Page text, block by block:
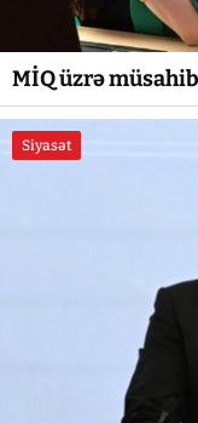
MİQ üzrə
Siyasət